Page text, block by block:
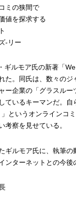
ミの狭間で
値を探求する
-リー
ギルモア氏の新著「
た。同氏は、数々の
ー企業の「グラスル
ているキーマンだ。
というオンラインコ
考察を見せている。
ギルモア氏に、執筆
ンターネットとの今後